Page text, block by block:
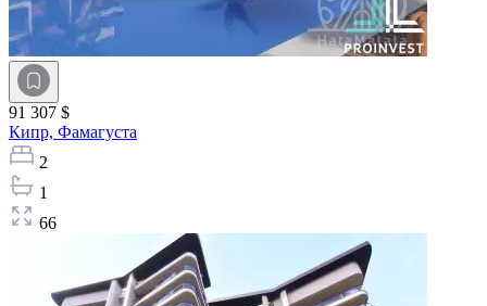
91 307 $
Кипр, Фамагуста
2
1
66